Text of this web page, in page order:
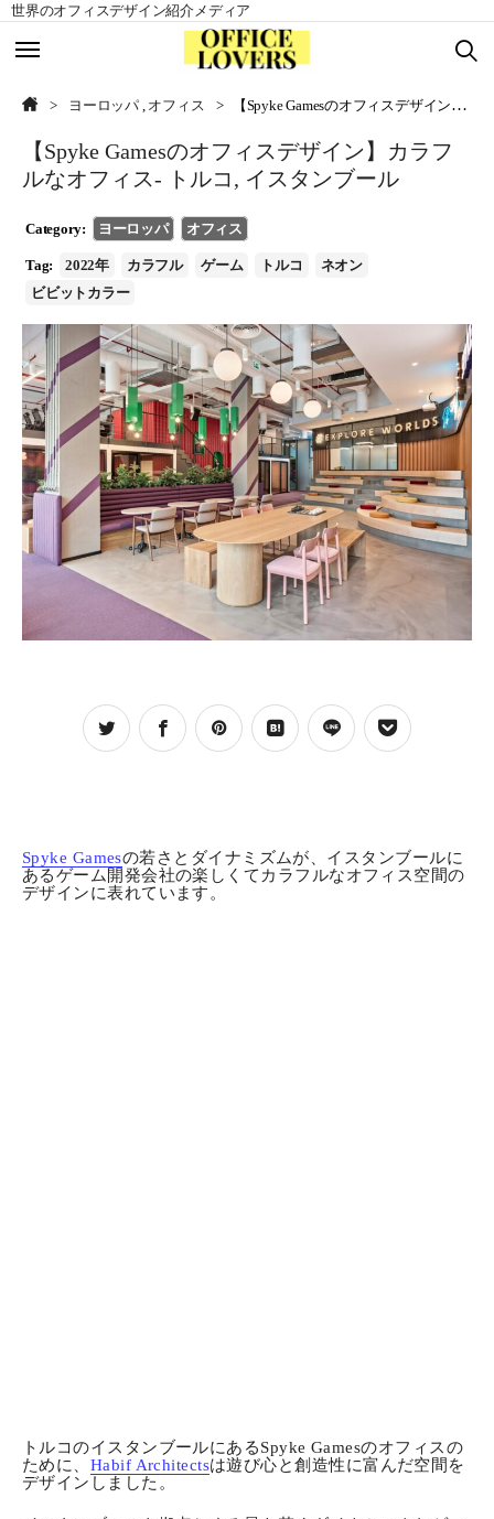
世界のオフィスデザイン紹介メディア
TOP
北アメリカ
ヨーロッパ
アジア
南アメリカ
オセアニア
アフリカ
お問合わせ
プライバシーポリシー
TOP
北アメリカ
ヨーロッパ
アジア
南アメリカ
オセアニア
アフリカ
お問合わせ
プライバシーポリシー
ヨーロッパ , オフィス 【Spyke Gamesのオフィスデザイン】カラフルなオフィス- トルコ, イスタンブール
【Spyke Gamesのオフィスデザイン】カラフ
ルなオフィス- トルコ, イスタンブール
Category: ヨーロッパ オフィス
Tag: 2022年 カラフル ゲーム トルコ
ネオン
ビビットカラー
Spyke Gamesの若さとダイナミズムが、イスタンブールに
あるゲーム開発会社の楽しくてカラフルなオフィス空間の
デザインに表れています。
トルコのイスタンブールにあるSpyke Gamesのオフィスの
ために、 Habif Architectsは遊び心と創造性に富んだ空間を
デザインしました。